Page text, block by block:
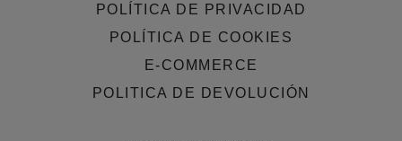
POLÍTICA DE PRIVACIDAD
POLÍTICA DE COOKIES
E-COMMERCE
POLITICA DE DEVOLUCIÓN